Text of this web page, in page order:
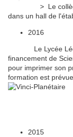
> Le collège
dans un hall de
2016
Le Lycée
financement de
pour imprimer son
formation est
2015